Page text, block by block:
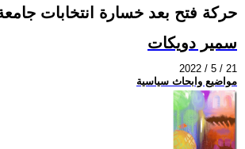
حركة فتح بعد خسارة انتخابات
سمير دويكات
2022 / 5 / 21
مواضيع وابحاث سياسية